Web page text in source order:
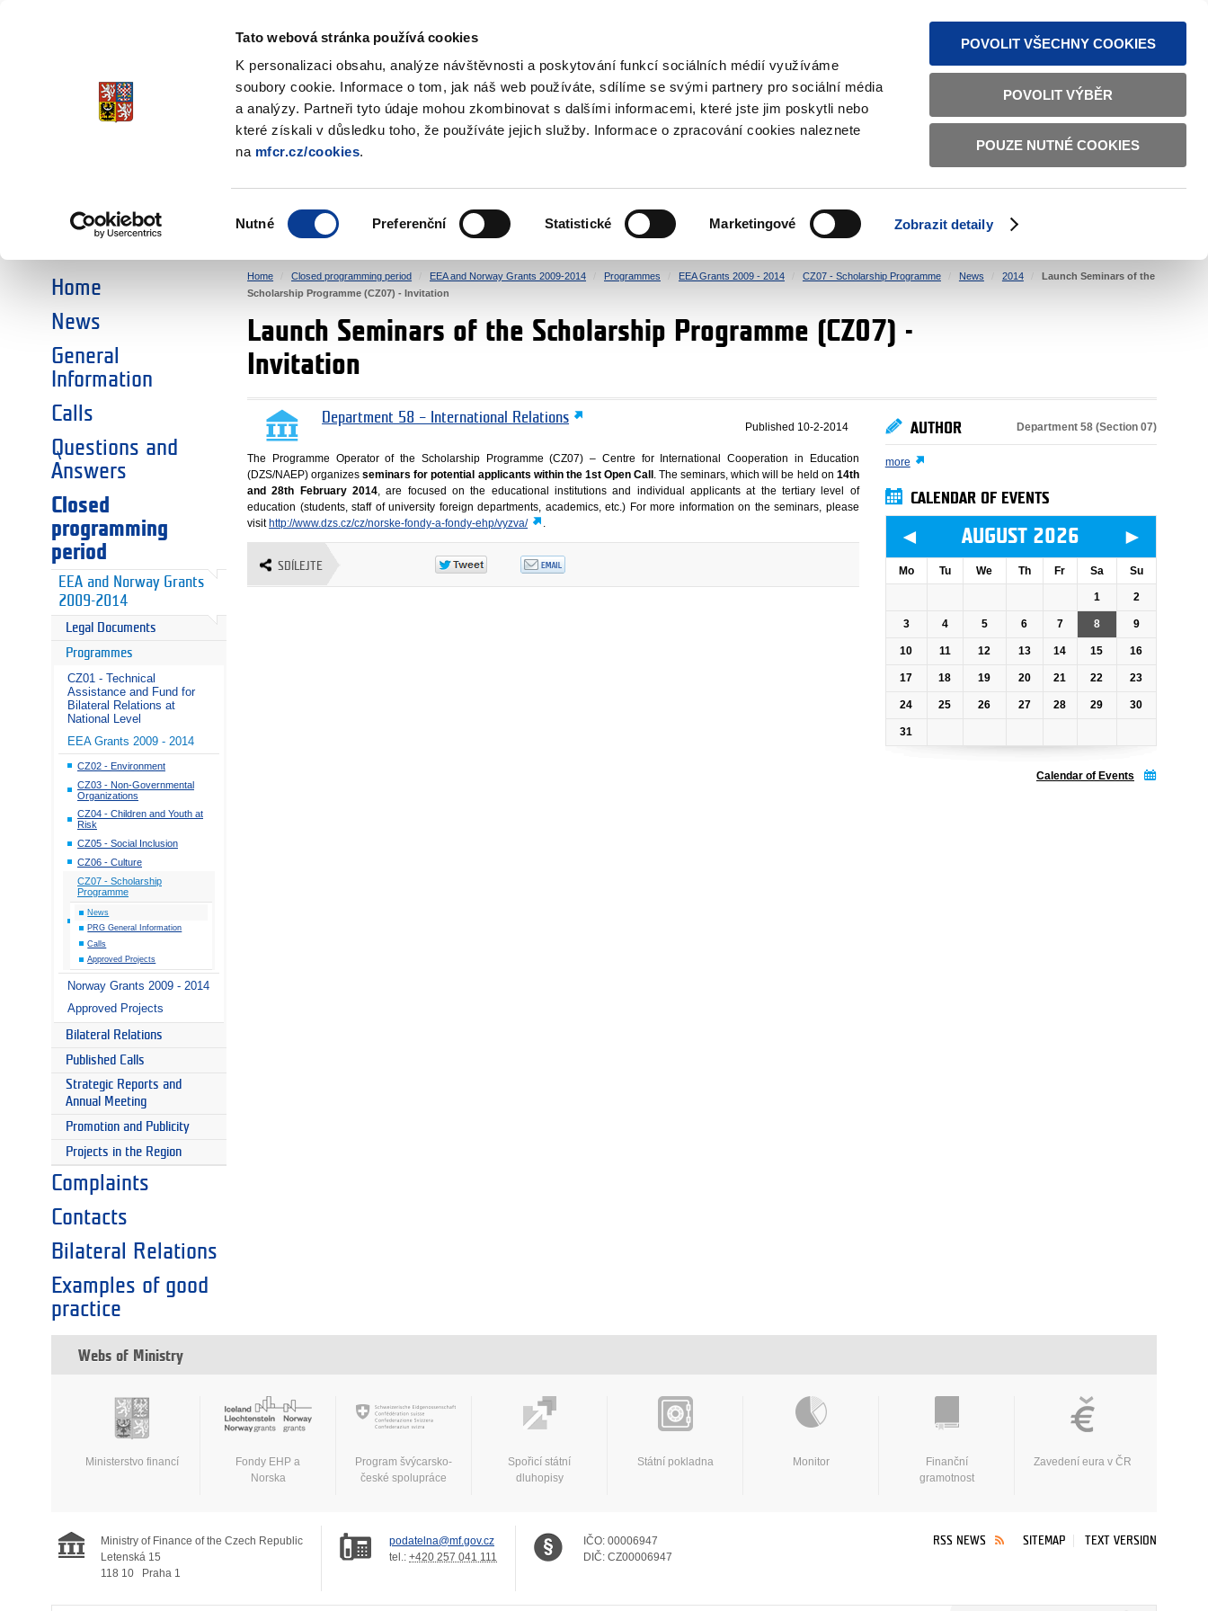
Tato webová stránka používá cookies
K personalizaci obsahu, analýze návštěvnosti a poskytování funkcí sociálních médií využíváme
soubory cookie. Informace o tom, jak náš web používáte, sdílíme se svými partnery pro sociální média
a analýzy. Partneři tyto údaje mohou zkombinovat s dalšími informacemi, které jste jim poskytli nebo
které získali v důsledku toho, že používáte jejich služby. Informace o zpracování cookies naleznete
na mfcr.cz/cookies.
souhlasu
Nutné Preferenční Statistické Marketingové Zobrazit detaily
POVOLIT VŠECHNY COOKIES
POVOLIT VÝBĚR
POUZE NUTNÉ COOKIES
TEXT VERSION ČESKY ENGLISH
EEA and Norway Grants
CHOOSE AN AREA:
SOCIAL DIALOGUE ENVIRONMENT HUMAN RIGHTS JUSTICE HOME AFFAIRS BILATERAL RELATIONS
Home
News
General
Information
Calls
Questions and
Answers
Closed
programming
period
EEA and Norway Grants
2009-2014
Legal Documents
Programmes
CZ01 - Technical
Assistance and Fund for
Bilateral Relations at
National Level
EEA Grants 2009 - 2014
CZ02 - Environment
CZ03 - Non-Governmental
Organizations
CZ04 - Children and Youth at
Risk
CZ05 - Social Inclusion
CZ06 - Culture
CZ07 - Scholarship
Programme
News
PRG General Information
Calls
Approved Projects
Norway Grants 2009 - 2014
Approved Projects
Bilateral Relations
Published Calls
Strategic Reports and
Annual Meeting
Promotion and Publicity
Projects in the Region
Complaints
Contacts
Bilateral Relations
Examples of good
practice
Home Closed programming period EEA and Norway Grants 2009-2014 Programmes EEA Grants 2009 - 2014 CZ07 - Scholarship Programme News 2014
Launch Seminars of the
Scholarship Programme (CZ07) - Invitation
Launch Seminars of the Scholarship Programme (CZ07) -
Invitation
Department 58 – International Relations
Published 10-2-2014
The Programme Operator of the Scholarship Programme (CZ07) – Centre for International Cooperation in Education
(DZS/NAEP) organizesseminars for potential applicants within the 1st Open Call . The seminars, which will be held on 14th
and 28th February 2014 , are focused on the educational institutions and individual applicants at the tertiary level of
education (students, staff of university foreign departments, academics, etc.) For more information on the seminars, please
visithttp://www.dzs.cz/cz/norske-fondy-a-fondy-ehp/vyzva/
SDÍLEJTE
AUTHOR Department 58 (Section 07)
more
CALENDAR OF EVENTS
◄ AUGUST 2026 ►
Mo Tu We Th Fr Sa Su
1 2
3 4 5 6 7 8 9
10 11 12 13 14 15 16
17 18 19 20 21 22 23
24 25 26 27 28 29 30
31
Calendar of Events
Webs of Ministry
Ministerstvo financí
Fondy EHP a
Norska
Program švýcarsko-
české spolupráce
Spořicí státní
dluhopisy
Státní pokladna Monitor
Finanční
gramotnost
Zavedení eura v ČR
Ministry of Finance of the Czech Republic
Letenská 15
118 10
Praha 1
podatelna@mf.gov.cz
tel.: +420 257 041 111
IČO: 00006947
DIČ: CZ00006947
RSS NEWS SITEMAP TEXT VERSION